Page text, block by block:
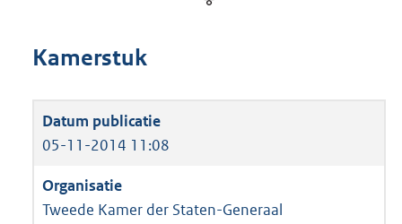
Kamerstuk
05-11-2014 11:08
Tweede Kamer der Staten-Generaal